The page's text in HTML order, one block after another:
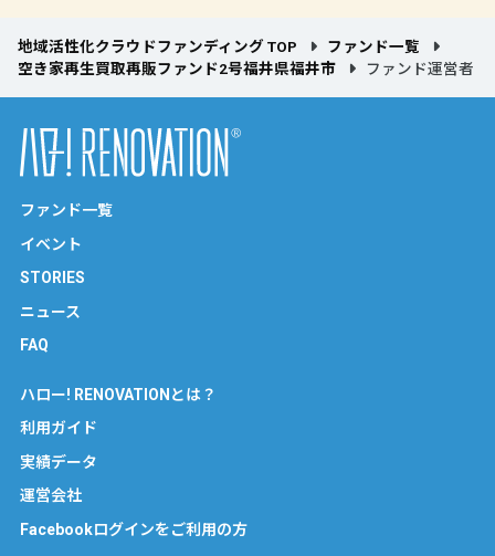
地域活性化クラウドファンディング TOP
ファンド一覧
空き家再生買取再販ファンド2号福井県福井市
ファンド運営者
ファンド一覧
イベント
STORIES
ニュース
FAQ
ハロー! RENOVATIONとは？
利用ガイド
実績データ
運営会社
Facebookログインをご利用の方